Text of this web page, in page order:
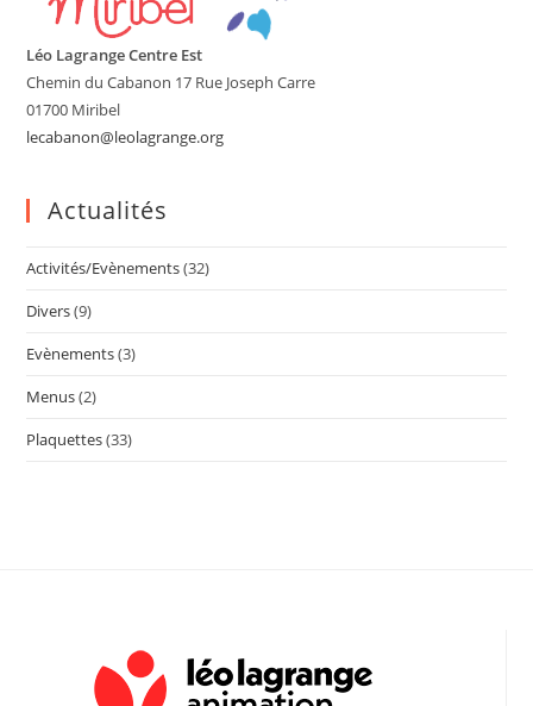
Léo Lagrange Centre Est
Chemin du Cabanon 17 Rue Joseph Carre
01700 Miribel
lecabanon@leolagrange.org
Actualités
Activités/Evènements(32)
Divers(9)
Evènements(3)
Menus(2)
Plaquettes(33)